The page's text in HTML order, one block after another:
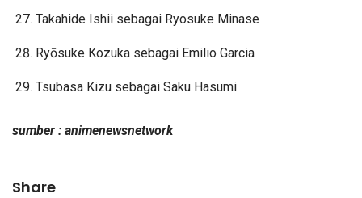
Takahide Ishii sebagai Ryosuke Minase
Ryōsuke Kozuka sebagai Emilio Garcia
Tsubasa Kizu sebagai Saku Hasumi
sumber : animenewsnetwork
Share